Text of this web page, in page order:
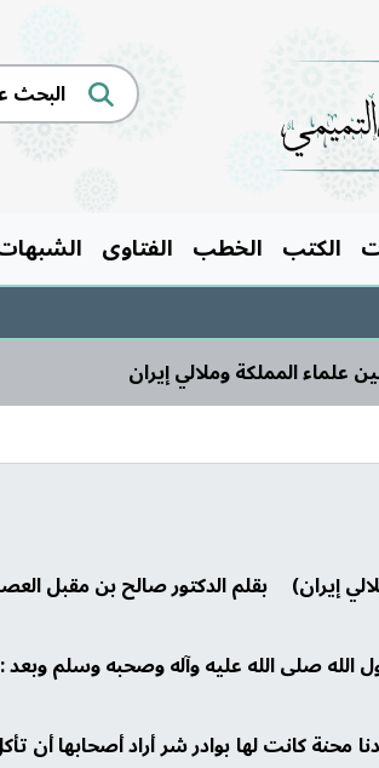
الكتب الخطب الفتاوى
علماء المملكة وملالي إيران
إيران) بقلم الدكتور صالح بن مقبل
الله صلى الله عليه وآله وصحبه وسلم وبعد :
محنة كانت لها بوادر شر أراد أصحابها